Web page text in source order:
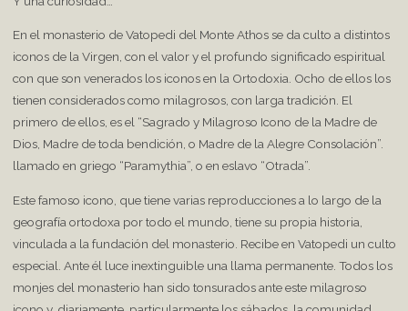
En el monasterio de Vatopedi del Monte Athos se da culto a distintos
iconos de la Virgen, con el valor y el profundo significado espiritual
con que son venerados los iconos en la Ortodoxia. Ocho de ellos los
tienen considerados como milagrosos, con larga tradición. El
primero de ellos, es el “Sagrado y Milagroso Icono de la Madre de
Dios, Madre de toda bendición, o Madre de la Alegre Consolación”.
llamado en griego “Paramythia”, o en eslavo “Otrada”.
Este famoso icono, que tiene varias reproducciones a lo largo de la
geografía ortodoxa por todo el mundo, tiene su propia historia,
vinculada a la fundación del monasterio. Recibe en Vatopedi un culto
especial. Ante él luce inextinguible una llama permanente. Todos los
monjes del monasterio han sido tonsurados ante este milagroso